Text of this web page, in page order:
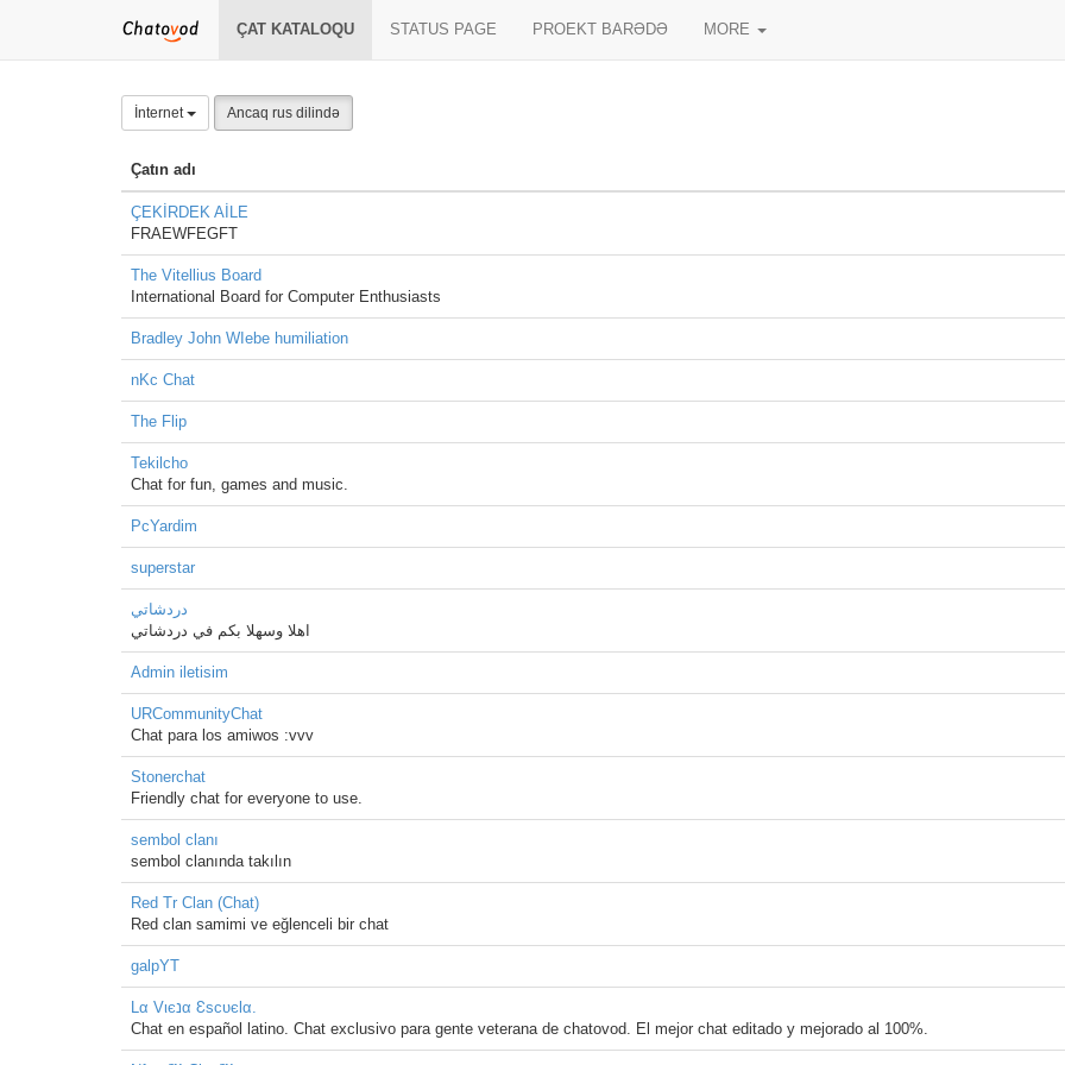
ÇAT KATALOQU STATUS PAGE PROEKT BARƏDƏ MORE
İnternet Ancaq rus dilində
Çatın adı
ÇEKİRDEK AİLE
FRAEWFEGFT
The Vitellius Board
International Board for Computer Enthusiasts
Bradley John WIebe humiliation
nKc Chat
The Flip
Tekilcho
Chat for fun, games and music.
PcYardim
superstar
دردشاتي
اهلا وسهلا بكم في دردشاتي
Admin iletisim
URCommunityChat
Chat para los amiwos :vvv
Stonerchat
Friendly chat for everyone to use.
sembol clanı
sembol clanında takılın
Red Tr Clan (Chat)
Red clan samimi ve eğlenceli bir chat
galpYT
Lα Vιєנα ƐѕcυєƖα.
Chat en español latino. Chat exclusivo para gente veterana de chatovod. El mejor chat editado y mejorado al 100%.